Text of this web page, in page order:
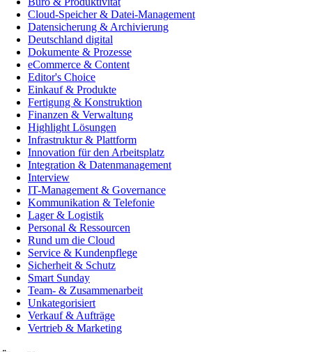
Cloud-Speicher & Datei-Management
Datensicherung & Archivierung
Deutschland digital
Dokumente & Prozesse
eCommerce & Content
Editor's Choice
Einkauf & Produkte
Fertigung & Konstruktion
Finanzen & Verwaltung
Highlight Lösungen
Infrastruktur & Plattform
Innovation für den Arbeitsplatz
Integration & Datenmanagement
Interview
IT-Management & Governance
Kommunikation & Telefonie
Lager & Logistik
Personal & Ressourcen
Rund um die Cloud
Service & Kundenpflege
Sicherheit & Schutz
Smart Sunday
Team- & Zusammenarbeit
Unkategorisiert
Verkauf & Aufträge
Vertrieb & Marketing